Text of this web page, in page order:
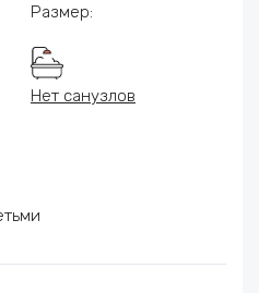
Размер:
Нет санузлов